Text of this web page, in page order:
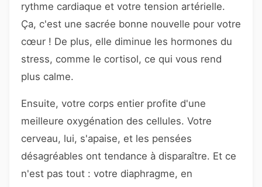
rythme cardiaque et votre tension artérielle.
Ça, c'est une sacrée bonne nouvelle pour votre
cœur ! De plus, elle diminue les hormones du
stress, comme le cortisol, ce qui vous rend
plus calme.
Ensuite, votre corps entier profite d'une
meilleure oxygénation des cellules. Votre
cerveau, lui, s'apaise, et les pensées
désagréables ont tendance à disparaître. Et ce
n'est pas tout : votre diaphragme, en